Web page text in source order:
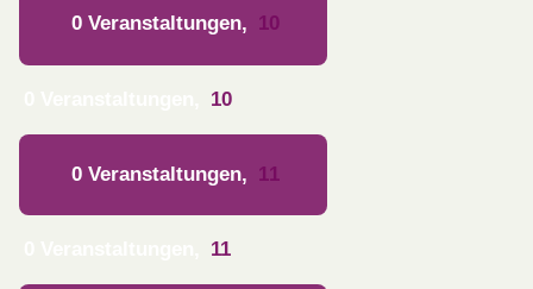
0 Veranstaltungen, 10
10
0 Veranstaltungen, 11
11